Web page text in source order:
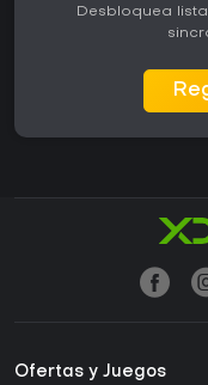
Desbloquea
Ofertas y Juegos